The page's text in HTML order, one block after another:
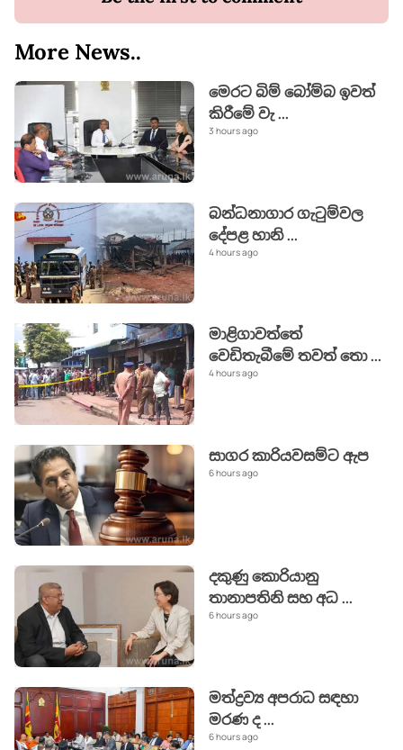
More News..
මෙරට බිම් බෝම්බ ඉවත්
කිරීමේ වැ...
3 hours ago
බන්ධනාගාර ගැටුම්වල
දේපළ හානි...
4 hours ago
මාළිගාවත්තේ
වෙඩිතැබීමේ තවත් තො...
4 hours ago
සාගර කාරියවසම්ට ඇප
6 hours ago
දකුණු කොරියානු
තානාපතිනි සහ අධ ...
6 hours ago
මත්ද්‍රව්‍ය අපරාධ සඳහා
මරණ ද...
6 hours ago